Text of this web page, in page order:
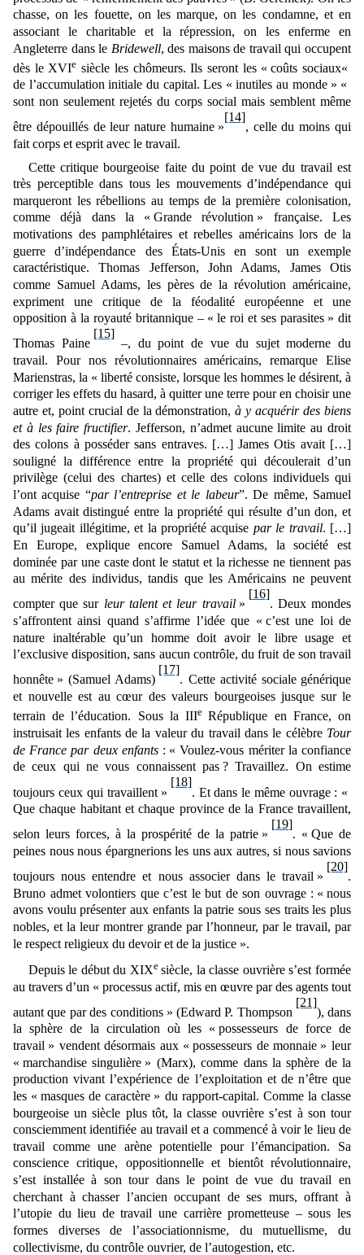
chasse, on les fouette, on les marque, on les condamne, et en
associant le charitable et la répression, on les enferme en
Angleterre dans le Bridewell, des maisons de travail qui occupent
dès le XVIe siècle les chômeurs. Ils seront les « coûts sociaux»
de l’accumulation initiale du capital. Les « inutiles au monde » «
sont non seulement rejetés du corps social mais semblent même
être dépouillés de leur nature humaine »
[14]
, celle du moins qui
fait corps et esprit avec le travail.
Cette critique bourgeoise faite du point de vue du travail est
très perceptible dans tous les mouvements d’indépendance qui
marqueront les rébellions au temps de la première colonisation,
comme déjà dans la « Grande révolution » française. Les
motivations des pamphlétaires et rebelles américains lors de la
guerre d’indépendance des États-Unis en sont un exemple
caractéristique. Thomas Jefferson, John Adams, James Otis
comme Samuel Adams, les pères de la révolution américaine,
expriment une critique de la féodalité européenne et une
opposition à la royauté britannique ‒ « le roi et ses parasites »dit
Thomas Paine
[15]
‒, du point de vue du sujet moderne du
travail. Pour nos révolutionnaires américains, remarque Elise
Marienstras, la « liberté consiste, lorsque les hommes le désirent, à
corriger les effets du hasard, à quitter une terre pour en choisir une
autre et, point crucial de la démonstration,à y acquérir des biens
et à les faire fructifier. Jefferson, n’admet aucune limite au droit
des colons à posséder sans entraves. […] James Otis avait […]
souligné la différence entre la propriété qui découlerait d’un
privilège (celui des chartes) et celle des colons individuels qui
l’ont acquise “par l’entreprise et le labeur”. De même, Samuel
Adams avait distingué entre la propriété qui résulte d’un don, et
qu’il jugeait illégitime, et la propriété acquise par le travail. […]
En Europe, explique encore Samuel Adams, la société est
dominée par une caste dont le statut et la richesse ne tiennent pas
au mérite des individus, tandis que les Américains ne peuvent
compter que sur leur talent et leur travail »
[16]
. Deux mondes
s’affrontent ainsi quand s’affirme l’idée que « c’est une loi de
nature inaltérable qu’un homme doit avoir le libre usage et
l’exclusive disposition, sans aucun contrôle, du fruit de son travail
honnête » (Samuel Adams)
[17]
. Cette activité sociale générique
et nouvelleest au cœur des valeurs bourgeoises jusque sur le
terrain de l’éducation. Sous la IIIe République en France, on
instruisaitles enfants de la valeur du travail dans le célèbre Tour
de France par deux enfants : «Voulez-vous mériter la confiance
de ceux qui ne vous connaissent pas ?Travaillez. On estime
toujours ceux qui travaillent »
[18]
. Et dans le même ouvrage : «
Que chaque habitant et chaque province de la France travaillent,
selon leurs forces, à la prospérité de la patrie »
[19]
. « Que de
peines nous nous épargnerions les uns aux autres, si nous savions
toujours nous entendre et nous associer dans le travail »
[20]
.
Bruno admet volontiers que c’est le but de son ouvrage : « nous
avons voulu présenter aux enfants la patrie sous ses traits les plus
nobles, et la leur montrer grande par l’honneur, par le travail, par
le respect religieux du devoir et de la justice ».
Depuis le début du XIXe siècle, la classe ouvrière s’est formée
au travers d’un « processus actif, mis en œuvre par des agents tout
autant que par des conditions » (Edward P. Thompson
[21]
), dans
la sphère de la circulation où les « possesseurs de force de
travail » vendent désormais aux « possesseurs de monnaie » leur
« marchandise singulière » (Marx), comme dans la sphère de la
production vivant l’expérience de l’exploitation et de n’être que
les « masques de caractère » du rapport-capital. Comme la classe
bourgeoise un siècle plus tôt, la classe ouvrière s’est à son tour
consciemment identifiée au travail et a commencé à voir le lieu de
travail comme une arène potentielle pour l’émancipation. Sa
conscience critique, oppositionnelle et bientôt révolutionnaire,
s’est installée à son tour dans le point de vue du travail en
cherchant à chasser l’ancien occupant de ses murs, offrant à
l’utopie du lieu de travail une carrière prometteuse ‒ sous les
formes diverses de l’associationnisme, du mutuellisme, du
collectivisme, du contrôle ouvrier, de l’autogestion, etc.